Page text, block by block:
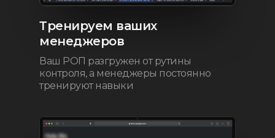
Тренируем ваших
менеджеров
Ваш РОП разгружен от рутины
контроля, а менеджеры постоянно
тренируют навыки